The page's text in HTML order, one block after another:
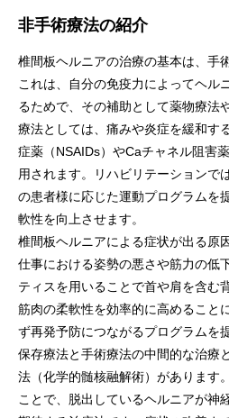
非手術療法の紹介
椎間板ヘルニアの治療の基本は、手
これは、自分の免疫力によってヘル
るためで、その補助として薬物療法
療法としては、痛みや炎症を緩和す
症薬（NSAIDs）やCaチャネル阻害
用されます。リハビリテーションで
の患者様に応じた運動プログラムを
軟性を向上させます。
椎間板ヘルニアによる症状が出る原
仕事における姿勢の悪さや筋力の低
ティスを用いることで首や肩を含む
筋肉の柔軟性を効率的に高めること
ず再発予防につながるプログラムを
保存療法と手術療法の中間的な治療
法（化学的髄核融解術）があります
ことで、脱出しているヘルニアが神